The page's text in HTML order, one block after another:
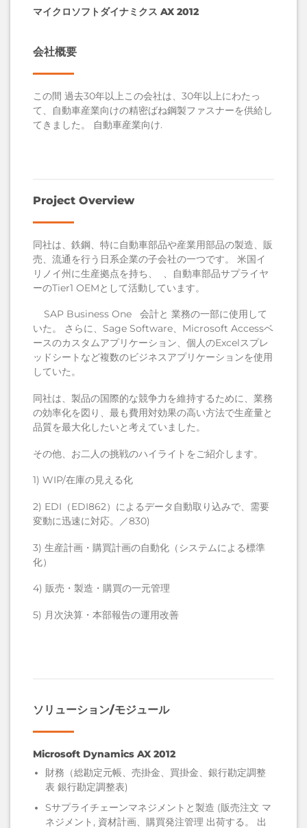
マイクロソフトダイナミクスAX 2012
会社概要
この間 過去30年以上 この会社は、30年以上にわたっ
て、自動車産業向けの精密ばね鋼製ファスナーを供給し
てきました。
自動車産業向け.
Project Overview
同社は、鉄鋼、特に自動車部品や産業用部品の製造、販
売、流通を行う日系企業の子会社の一つです。 米国イ
リノイ州に生産拠点を持ち、 、自動車部品サプライヤ
ーのTier1 OEMとして活動しています。
SAP Business One 会計と 業務の一部に使用して
いた。 さらに、Sage Software、Microsoft Accessベ
ースのカスタムアプリケーション、個人のExcelスプレ
ッドシートなど複数のビジネスアプリケーションを使用
していた。
同社は、製品の国際的な競争力を維持するために、業務
の効率化を図り、最も費用対効果の高い方法で生産量と
品質を最大化したいと考えていました。
その他、お二人の挑戦のハイライトをご紹介します。
1) WIP/在庫の見える化
2) EDI（EDI862）によるデータ自動取り込みで、需要
変動に迅速に対応。
／830)
3) 生産計画・購買計画の自動化（システムによる標準
化）
4) 販売・製造・購買の一元管理
5) 月次決算・本部報告の運用改善
ソリューション/モジュール
Microsoft Dynamics AX 2012
財務（総勘定元帳、売掛金、買掛金、銀行勘定調整
表 銀行勘定調整表)
Sサプライチェーンマネジメントと製造 (販売注文 マ
ネジメント , 資材計画、購買発注管理 出荷する。 出